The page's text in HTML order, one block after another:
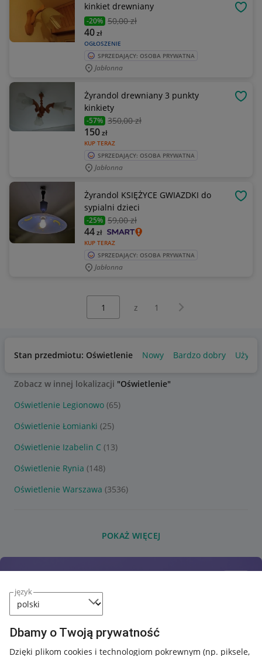
język
Dbamy o Twoją prywatność
Dzięki plikom cookies i technologiom pokrewnym (np. piksele,
kinkiet drewniany
-20% 50,00 zł
OGŁOSZENIE
40zł
SPRZEDAJĄCY: OSOBA PRYWATNA
Jabłonna
Żyrandol drewniany 3 punkty
kinkiety
-57% 350,00 zł
KUP TERAZ
150zł
SPRZEDAJĄCY: OSOBA PRYWATNA
Jabłonna
Żyrandol KSIĘŻYCE GWIAZDKI do
sypialni dzieci
-25% 59,00 zł
KUP TERAZ
44zł
SPRZEDAJĄCY: OSOBA PRYWATNA
Jabłonna
z 1 Następna strona
Stan przedmiotu: Oświetlenie Nowy Bardzo dobry
Zobacz w innej lokalizacji "Oświetlenie"
Oświetlenie Legionowo (65)
Oświetlenie Łomianki (25)
Oświetlenie Izabelin C (13)
Oświetlenie Rynia (148)
Oświetlenie Warszawa (3536)
POKAŻ WIĘCEJ